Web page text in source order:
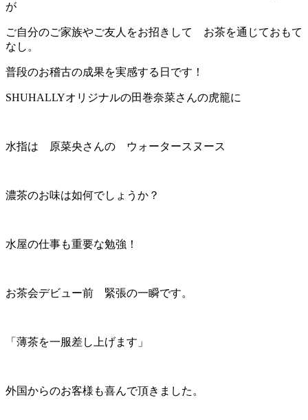
が
ご自分のご家族やご友人をお招きして お茶を通じておもて
なし。
普段のお稽古の成果を実感する日です！
SHUHALLYオリジナルの田巻奈菜さんの虎籠に
水指は 原菜央さんの ウォータースヌース
濃茶のお味は如何でしょうか？
水屋の仕事も重要な勉強！
お茶会デビュー前 緊張の一瞬です。
「薄茶を一服差し上げます」
外国からのお客様も喜んで頂きました。